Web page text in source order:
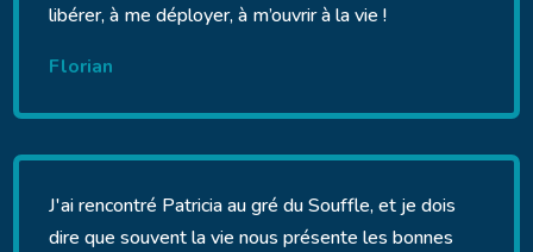
libérer, à me déployer, à m’ouvrir à la vie !
Florian
J'ai rencontré Patricia au gré du Souffle, et je dois
dire que souvent la vie nous présente les bonnes